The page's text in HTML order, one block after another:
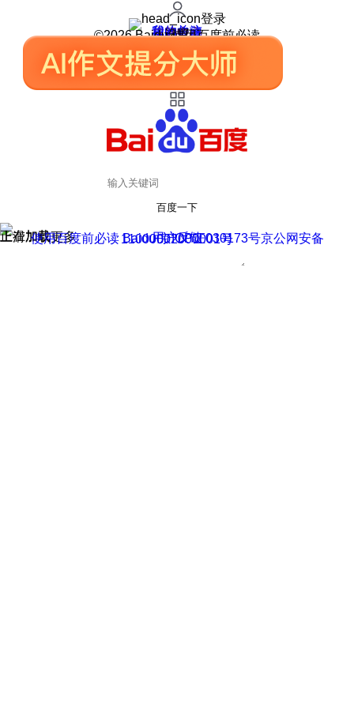
登录
我的关注
我的收藏
皮肤中心
用户反馈
设置
©2026 Baidu 使用百度前必读
百度一下
正在加载
上滑加载更多 用户反馈
使用百度前必读 Baidu 京ICP证030173号
京公网安备11000002000001号